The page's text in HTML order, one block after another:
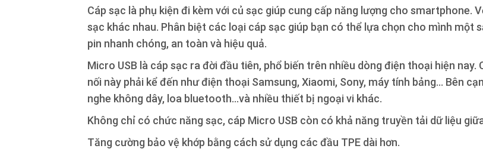
Cáp sạc là phụ kiện đi kèm với củ sạc giúp cung cấp năng lượng cho smartphone.
sạc khác nhau. Phân biệt các loại cáp sạc giúp bạn có thể lựa chọn cho mình một
pin nhanh chóng, an toàn và hiệu quả.
Micro USB là cáp sạc ra đời đầu tiên, phổ biến trên nhiều dòng điện thoại hiện
nối này phải kể đến như điện thoại Samsung, Xiaomi, Sony, máy tính bảng… Bên
nghe không dây, loa bluetooth…và nhiều thiết bị ngoại vi khác.
Không chỉ có chức năng sạc, cáp Micro USB còn có khả năng truyền tải dữ liệu
Tăng cường bảo vệ khớp bằng cách sử dụng các đầu TPE dài hơn.